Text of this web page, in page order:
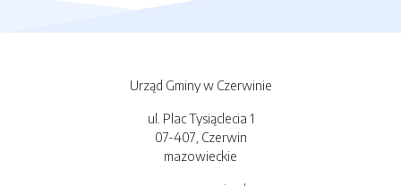
Urząd Gminy w Czerwinie
ul. Plac Tysiąclecia 1
07-407, Czerwin
mazowieckie